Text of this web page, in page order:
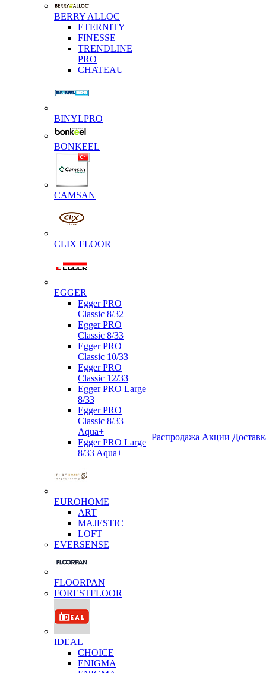
BERRY ALLOC
ETERNITY
FINESSE
TRENDLINE
PRO
CHATEAU
BINYLPRO
BONKEEL
CAMSAN
CLIX FLOOR
EGGER
Egger PRO
Classic 8/32
Egger PRO
Classic 8/33
Egger PRO
Classic 10/33
Egger PRO
Classic 12/33
Egger PRO Large
8/33
Egger PRO
Classic 8/33
Aqua+
Egger PRO Large
8/33 Aqua+
EUROHOME
ART
MAJESTIC
LOFT
EVERSENSE
FLOORPAN
FORESTFLOOR
IDEAL
CHOICE
ENIGMA
Распродажа Акции